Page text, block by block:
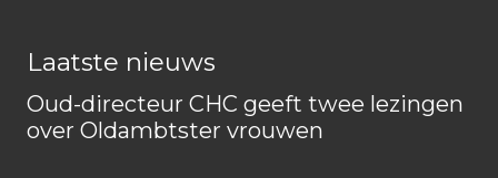
Laatste nieuws
Oud-directeur CHC geeft twee lezingen
over Oldambtster vrouwen